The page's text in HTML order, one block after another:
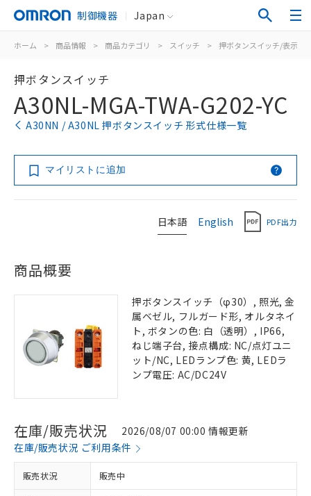
制御機器 Japan
ホーム > 商品情報 > 商品カテゴリ > スイッチ > 押ボタンスイッチ/表示灯
押ボタンスイッチ
A30NL-MGA-TWA-G202-YC
A30NN / A30NL 押ボタンスイッチ 形式仕様一覧
マイリストに追加
日本語 English PDF出力
商品概要
押ボタンスイッチ（φ30）, 照光, 金
属ベゼル, フルガード形, オルタネイ
ト, ボタンの色: 白（透明）, IP66,
ねじ端子台, 接点構成: NC/点灯ユニ
ット/NC, LEDランプ色: 黄, LEDラ
ンプ電圧: AC/DC24V
在庫/販売状況
2026/08/07 00:00 情報更新
在庫/販売状況 ご利用条件
販売状況 販売中